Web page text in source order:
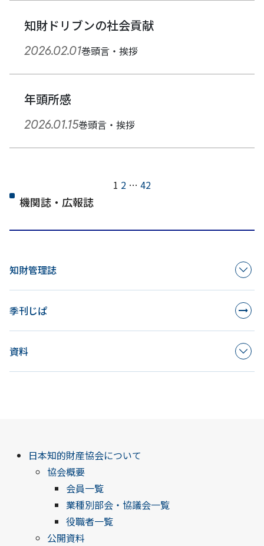
知財ドリブンの社会貢献
2026.02.01巻頭言・挨拶
年頭所感
2026.01.15巻頭言・挨拶
ペ
ー
ジ
ネ
ー
シ
ョ
ン
1 2 … 42次
機関誌・広報誌
知財管理誌
季刊じぱ
資料
日本知的財産協会について
協会概要
会員一覧
業種別部会・協議会一覧
役職者一覧
公開資料